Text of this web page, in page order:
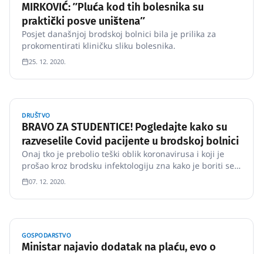
MIRKOVIĆ: ʺPluća kod tih bolesnika su
praktički posve uništenaʺ
Posjet današnjoj brodskoj bolnici bila je prilika za
prokomentirati kliničku sliku bolesnika.
25. 12. 2020.
DRUŠTVO
BRAVO ZA STUDENTICE! Pogledajte kako su
razveselile Covid pacijente u brodskoj bolnici
Onaj tko je prebolio teški oblik koronavirusa i koji je
prošao kroz brodsku infektologiju zna kako je boriti se
za život.
07. 12. 2020.
GOSPODARSTVO
Ministar najavio dodatak na plaću, evo o